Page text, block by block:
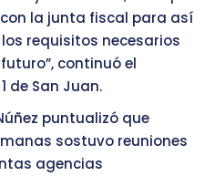
la junta fiscal para así
requisitos necesarios
continuó el
de San Juan.
puntualizó que
sostuvo reuniones
agencias